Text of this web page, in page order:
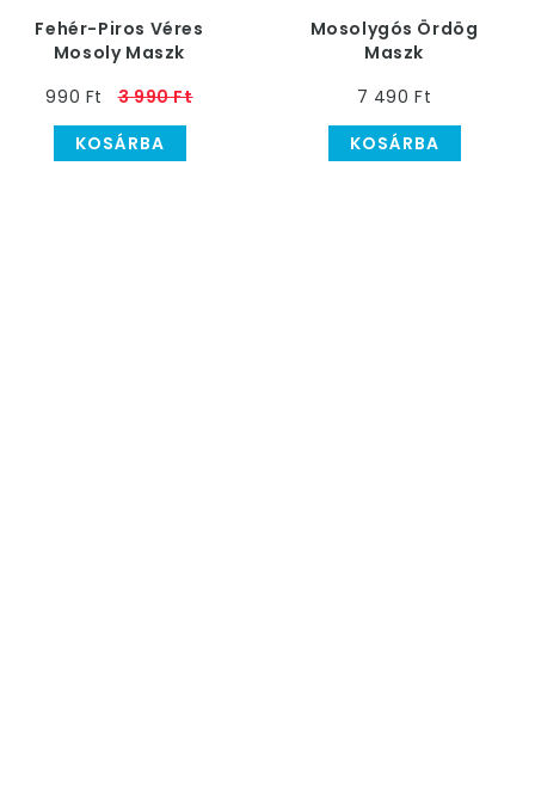
Fehér-Piros Véres
Mosoly Maszk
990 Ft
3 990 Ft
KOSÁRBA
Mosolygós Ördög
Maszk
7 490 Ft
KOSÁRBA